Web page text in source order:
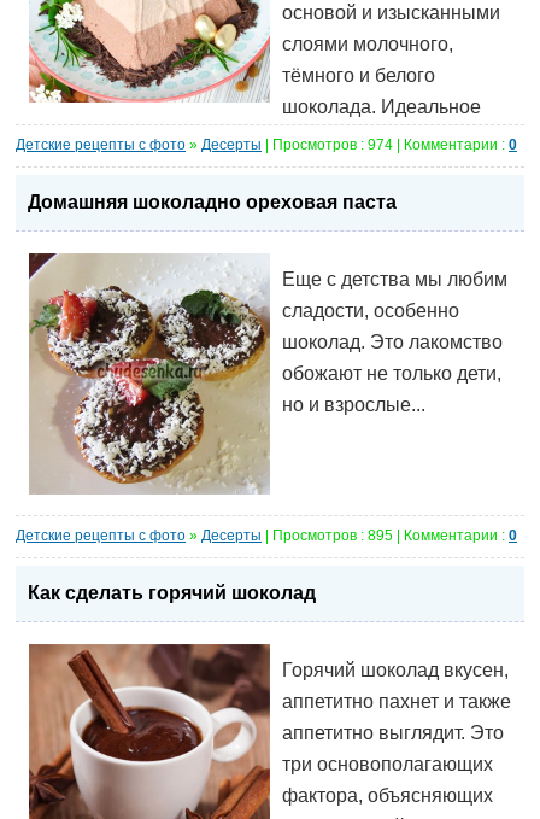
основой и изысканными
слоями молочного,
тёмного и белого
шоколада. Идеальное
Детские рецепты с фото » Десерты | Просмотров : 974 | Комментарии : 0
Домашняя шоколадно ореховая паста
Еще с детства мы любим
сладости, особенно
шоколад. Это лакомство
обожают не только дети,
но и взрослые...
Детские рецепты с фото » Десерты | Просмотров : 895 | Комментарии : 0
Как сделать горячий шоколад
Горячий шоколад вкусен,
аппетитно пахнет и также
аппетитно выглядит. Это
три основополагающих
фактора, объясняющих